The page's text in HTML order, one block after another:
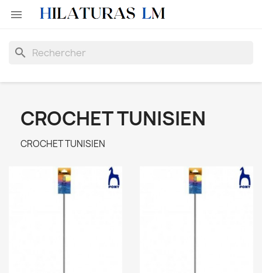

search
CROCHET TUNISIEN
CROCHET TUNISIEN